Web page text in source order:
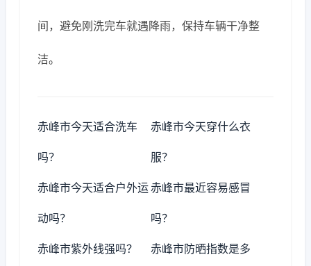
间，避免刚洗完车就遇降雨，保持车辆干净整
洁。
赤峰市今天适合洗车
吗？
赤峰市今天穿什么衣
服？
赤峰市今天适合户外运
动吗？
赤峰市最近容易感冒
吗？
赤峰市紫外线强吗？ 赤峰市防晒指数是多